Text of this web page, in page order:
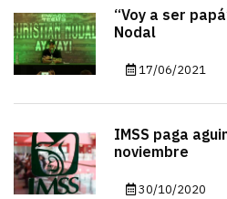
“Voy a ser
Nodal
17/06/2021
IMSS paga
noviembre
30/10/2020